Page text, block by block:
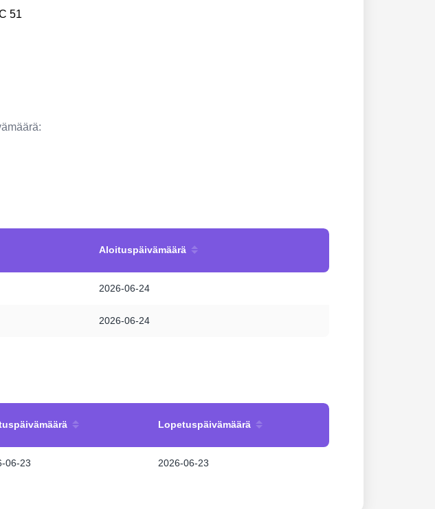
51
Aloituspäivämäärä
2026-06-24
2026-06-24
Lopetuspäivämäärä
06-23 2026-06-23